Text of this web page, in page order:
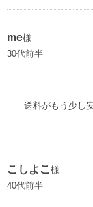
me様
30代前半
送料がもう少し
こしよこ 様
40代前半